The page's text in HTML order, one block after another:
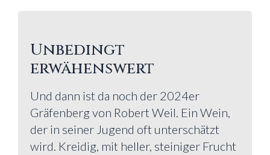
Unbedingt
erwähenswert
Und dann ist da noch der 2024er
Gräfenberg von Robert Weil. Ein Wein,
der in seiner Jugend oft unterschätzt
wird. Kreidig, mit heller, steiniger Frucht